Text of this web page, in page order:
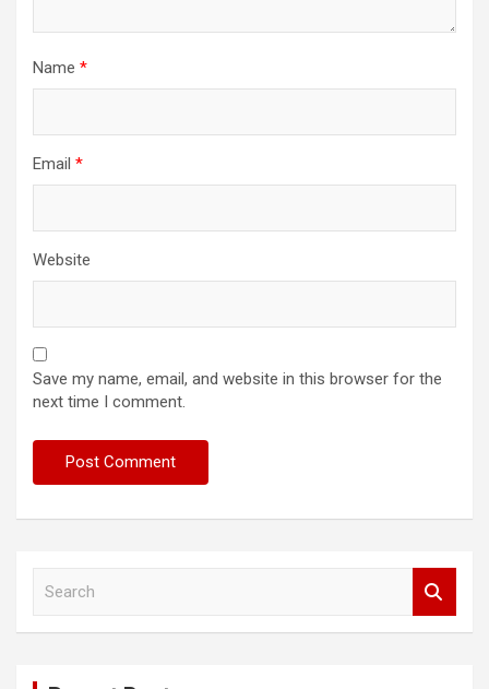
Name *
Email *
Website
Save my name, email, and website in this browser for the
next time I comment.